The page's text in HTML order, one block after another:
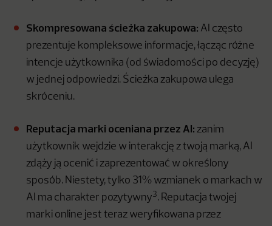
Skompresowana ścieżka zakupowa: AI często
prezentuje kompleksowe informacje, łącząc różne
intencje użytkownika (od świadomości po decyzję)
w jednej odpowiedzi. Ścieżka zakupowa ulega
skróceniu.
Reputacja marki oceniana przez AI: zanim
użytkownik wejdzie w interakcję z twoją marką, AI
zdąży ją ocenić i zaprezentować w określony
sposób. Niestety, tylko 31% wzmianek o markach w
AI ma charakter pozytywny3. Reputacja twojej
marki online jest teraz weryfikowana przez